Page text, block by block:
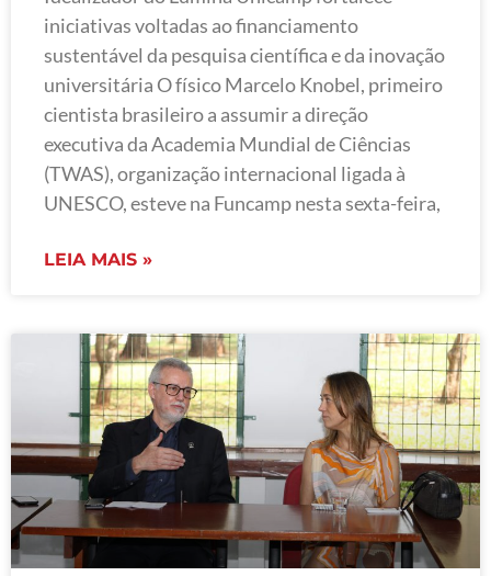
iniciativas voltadas ao financiamento
sustentável da pesquisa científica e da inovação
universitária O físico Marcelo Knobel, primeiro
cientista brasileiro a assumir a direção
executiva da Academia Mundial de Ciências
(TWAS), organização internacional ligada à
UNESCO, esteve na Funcamp nesta sexta-feira,
LEIA MAIS »